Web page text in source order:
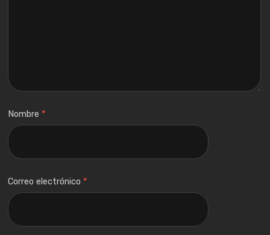
Nombre *
Correo electrónico *